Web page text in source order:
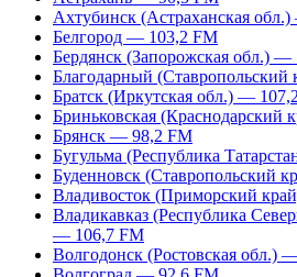
Ахтубинск (Астраханская
Белгород — 103,2 FM
Бердянск (Запорожская обл.) —
Благодарный
Братск (Иркутская обл.) —
Бриньковская (Краснодарский
Брянск — 98,2 FM
Бугульма (Республика
Буденновск (Ставропольский
Владивосток (Приморский
Владикавказ (Республика
— 106,7 FM
Волгодонск (Ростовская обл.)